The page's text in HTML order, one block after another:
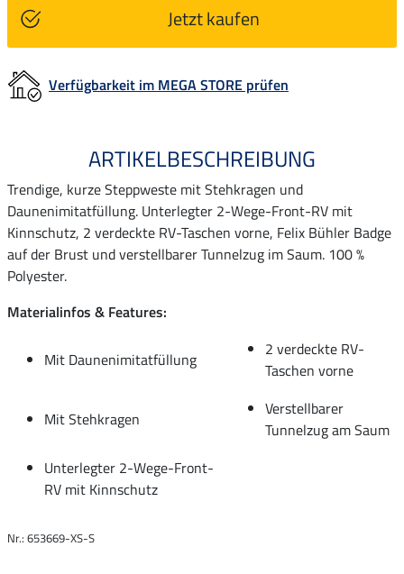
Jetzt kaufen
Verfügbarkeit im MEGA STORE prüfen
ARTIKELBESCHREIBUNG
Trendige, kurze Steppweste mit Stehkragen und
Daunenimitatfüllung. Unterlegter 2-Wege-Front-RV mit
Kinnschutz, 2 verdeckte RV-Taschen vorne, Felix Bühler Badge
auf der Brust und verstellbarer Tunnelzug im Saum. 100 %
Polyester.
Materialinfos & Features:
Mit Daunenimitatfüllung
2 verdeckte RV-
Taschen vorne
Mit Stehkragen
Verstellbarer
Tunnelzug am Saum
Unterlegter 2-Wege-Front-
RV mit Kinnschutz
Nr.: 653669-XS-S